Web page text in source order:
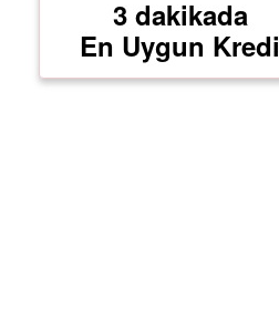
3 dakikada
En Uygun Kredi